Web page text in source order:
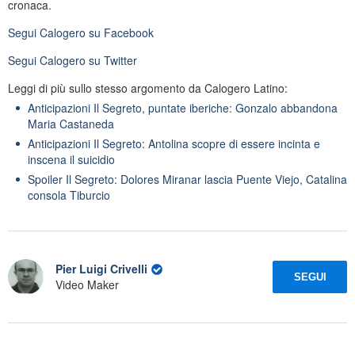
cronaca.
Segui Calogero su Facebook
Segui Calogero su Twitter
Leggi di più sullo stesso argomento da Calogero Latino:
Anticipazioni Il Segreto, puntate iberiche: Gonzalo abbandona
Maria Castaneda
Anticipazioni Il Segreto: Antolina scopre di essere incinta e
inscena il suicidio
Spoiler Il Segreto: Dolores Miranar lascia Puente Viejo, Catalina
consola Tiburcio
Pier Luigi Crivelli
Video Maker
SEGUI